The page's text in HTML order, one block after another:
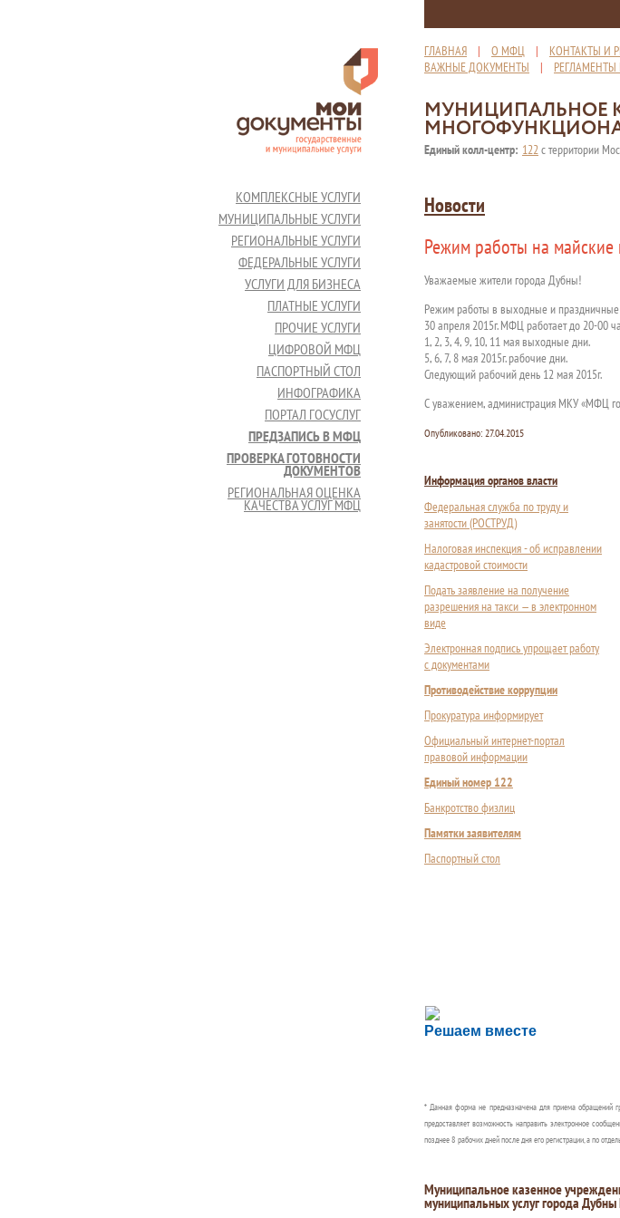
ГЛАВНАЯ | О МФЦ | КОНТАКТЫ И
ВАЖНЫЕ ДОКУМЕНТЫ |
МУНИЦИПАЛЬНОЕ
Единый колл-центр: 122с территории
КОМПЛЕКСНЫЕ УСЛУГИ
МУНИЦИПАЛЬНЫЕ УСЛУГИ
РЕГИОНАЛЬНЫЕ УСЛУГИ
ФЕДЕРАЛЬНЫЕ УСЛУГИ
УСЛУГИ ДЛЯ БИЗНЕСА
ПЛАТНЫЕ УСЛУГИ
ПРОЧИЕ УСЛУГИ
ЦИФРОВОЙ МФЦ
ПАСПОРТНЫЙ СТОЛ
ИНФОГРАФИКА
ПОРТАЛ ГОСУСЛУГ
ПРЕДЗАПИСЬ В МФЦ
ПРОВЕРКА ГОТОВНОСТИ
ДОКУМЕНТОВ
РЕГИОНАЛЬНАЯ ОЦЕНКА
КАЧЕСТВА УСЛУГ МФЦ
Новости
Режим работы на майские
Уважаемые жители города Дубны!
Режим работы в выходные и
30 апреля 2015г. МФЦ работает до 20-00
1, 2, 3, 4, 9, 10, 11 мая выходные дни.
5, 6, 7, 8 мая 2015г. рабочие дни.
Следующий рабочий день 12 мая 2015г.
С уважением, администрация МКУ «МФЦ
Опубликовано: 27.04.2015
Информация органов власти
Федеральная служба по труду и
занятости (РОСТРУД)
Налоговая инспекция - об исправлении
кадастровой стоимости
Подать заявление на получение
разрешения на такси — в электронном
виде
Электронная подпись упрощает работу
с документами
Противодействие коррупции
Прокуратура информирует
Официальный интернет-портал
правовой информации
Единый номер 122
Банкротство физлиц
Памятки заявителям
Паспортный стол
Решаем вместе
Сложности с получением
Сообщите об этом
* Данная форма не предназначена для приема
предоставляет возможность направить электронное
позднее 8 рабочих дней после дня его регистрации, а по
Муниципальное казенное
муниципальных услуг города